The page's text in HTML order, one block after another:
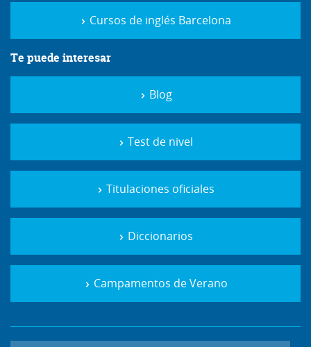
Cursos de inglés Barcelona
Te puede interesar
Blog
Test de nivel
Titulaciones oficiales
Diccionarios
Campamentos de Verano